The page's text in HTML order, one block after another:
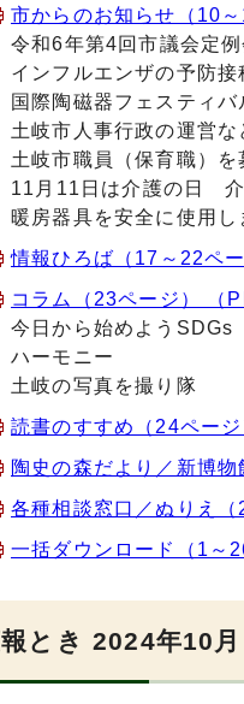
市からのお知らせ（10
令和6年第4回市議会定
インフルエンザの予防接
国際陶磁器フェスティ
土岐市人事行政の運営
土岐市職員（保育職）を
11月11日は介護の日
暖房器具を安全に使用
情報ひろば（17～22ペ
コラム（23ページ） （
今日から始めようSDGs
ハーモニー
土岐の写真を撮り隊
読書のすすめ（24ペー
陶史の森だより／新博
各種相談窓口／ぬりえ
一括ダウンロード（1～
報とき 2024年10